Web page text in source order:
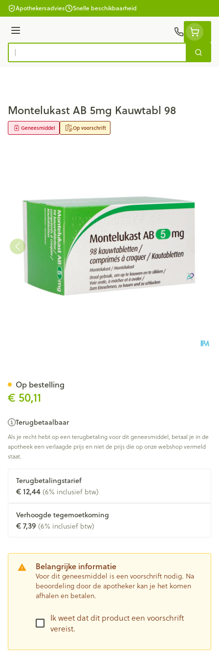
Ga naar de inhoud
Apothekersadvies Snelle beschikbaarheid
Menu
Product, merk, categorie...
Zoek
Montelukast AB 5mg Kauwtabl 98
Op voorschrift
Geneesmiddel
€ 50,11
Terugbetaalbaar
Als je recht hebt op een terugbetaling voor dit geneesmiddel, betaal je in de
apotheek een verlaagde prijs en niet de prijs die op onze webshop vermeld
staat.
Terugbetalingstarief
€ 12,44(6% inclusief btw)
Verhoogde tegemoetkoming
€ 7,39 (6% inclusief btw)
Belangrijke informatie
Voor dit geneesmiddel is een voorschrift nodig. Na
beoordeling door de apotheker kan je het komen
afhalen en betalen.
Ik weet dat dit product een voorschrift
vereist.
Op bestelling